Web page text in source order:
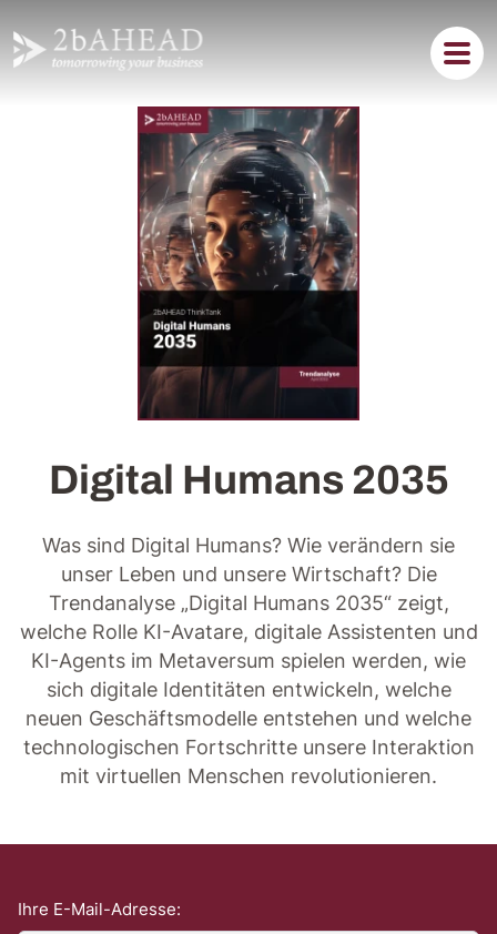
Digital Humans 2035
Was sind Digital Humans? Wie verändern sie
unser Leben und unsere Wirtschaft? Die
Trendanalyse „Digital Humans 2035“ zeigt,
welche Rolle KI-Avatare, digitale Assistenten und
KI-Agents im Metaversum spielen werden, wie
sich digitale Identitäten entwickeln, welche
neuen Geschäftsmodelle entstehen und welche
technologischen Fortschritte unsere Interaktion
mit virtuellen Menschen revolutionieren.
Ihre E-Mail-Adresse: